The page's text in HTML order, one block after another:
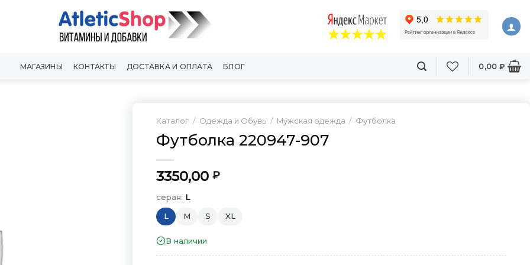
МАГАЗИНЫ КОНТАКТЫ ДОСТАВКА И ОПЛАТА БЛОГ 0,00 ₽
Каталог / Одежда и Обувь / Мужская одежда / Футболка
Футболка 220947-907
3350,00 ₽
серая: L
L M S XL
В наличии